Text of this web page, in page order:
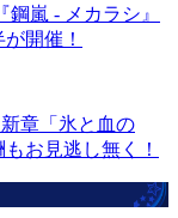
嵐 - メカラシ』
開催！
章「氷と血の
お見逃し無く！